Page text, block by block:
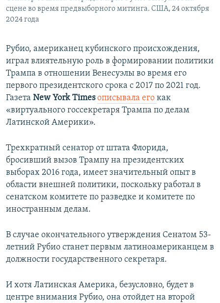
сцене во время предвыборного митинга. США, 24 октября
2024 года
Рубио, американец кубинского происхождения,
играл влиятельную роль в формировании политики
Трампа в отношении Венесуэлы во время его
первого президентского срока с 2017 по 2021 год.
Газета New York Times описывала его как
«виртуального госсекретаря Трампа по делам
Латинской Америки».
Трехкратный сенатор от штата Флорида,
бросивший вызов Трампу на президентских
выборах 2016 года, имеет значительный опыт в
области внешней политики, поскольку работал в
сенатском комитете по разведке и комитете по
иностранным делам.
В случае окончательного утверждения Сенатом 53-
летний Рубио станет первым латиноамериканцем в
должности государственного секретаря.
И хотя Латинская Америка, безусловно, будет в
центре внимания Рубио, она отойдет на второй